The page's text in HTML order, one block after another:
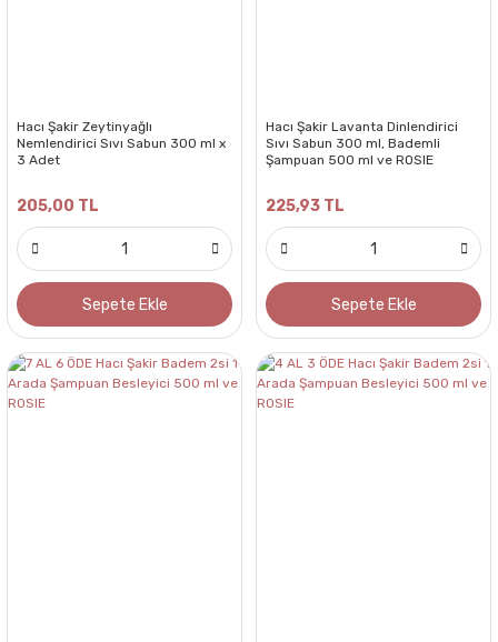
Hacı Şakir Zeytinyağlı
Nemlendirici Sıvı Sabun 300 ml x
3 Adet
205,00 TL
Sepete Ekle
Hacı Şakir Lavanta Dinlendirici
Sıvı Sabun 300 ml, Bademli
Şampuan 500 ml ve ROSIE
225,93 TL
Sepete Ekle